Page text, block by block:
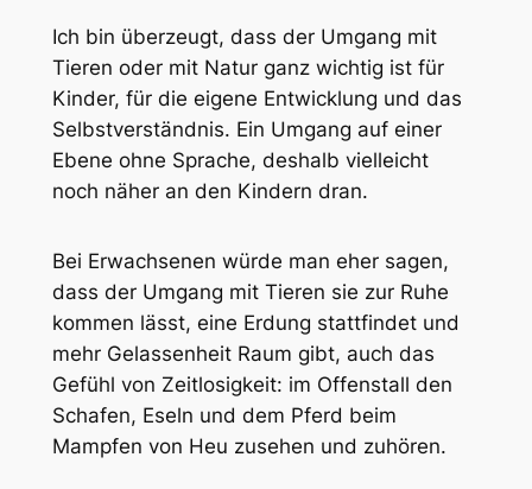
Ich bin überzeugt, dass der Umgang mit
Tieren oder mit Natur ganz wichtig ist für
Kinder, für die eigene Entwicklung und das
Selbstverständnis. Ein Umgang auf einer
Ebene ohne Sprache, deshalb vielleicht
noch näher an den Kindern dran.
Bei Erwachsenen würde man eher sagen,
dass der Umgang mit Tieren sie zur Ruhe
kommen lässt, eine Erdung stattfindet und
mehr Gelassenheit Raum gibt, auch das
Gefühl von Zeitlosigkeit: im Offenstall den
Schafen, Eseln und dem Pferd beim
Mampfen von Heu zusehen und zuhören.